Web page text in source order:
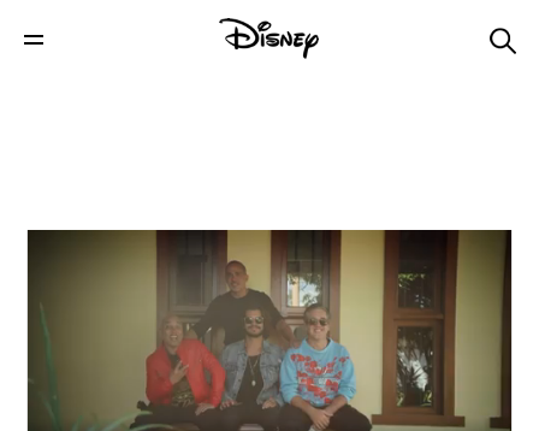
Minha Música, Minha Terra | Trailer Oficial |